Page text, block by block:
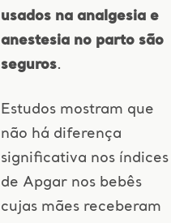
usados na analgesia e
anestesia no parto são
seguros.
Estudos mostram que
não há diferença
significativa nos índices
de Apgar nos bebês
cujas mães receberam